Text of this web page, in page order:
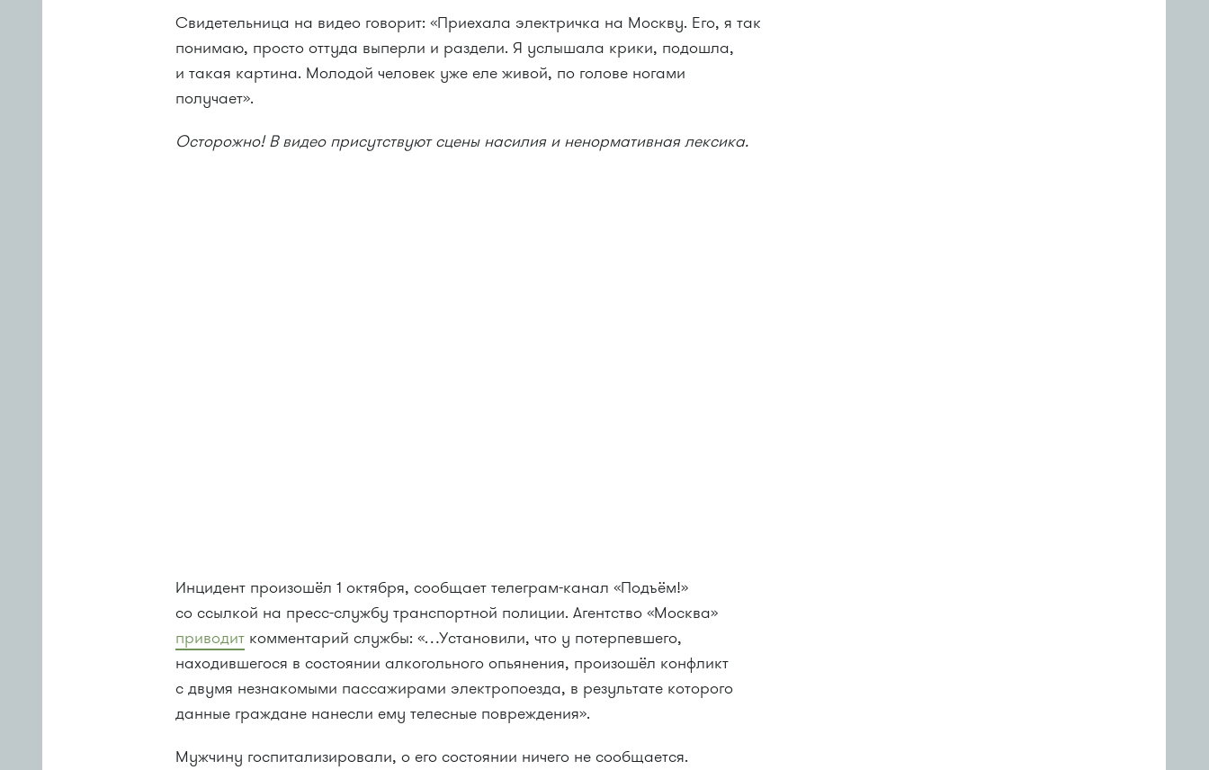
Свидетельница на видео говорит: «Приехала электричка на Москву. Его, я так
понимаю, просто оттуда выперли и раздели. Я услышала крики, подошла,
и такая картина. Молодой человек уже еле живой, по голове ногами
получает».
Осторожно! В видео присутствуют сцены насилия и ненормативная лексика.
Инцидент произошёл 1 октября, сообщает телеграм-канал «Подъём!»
со ссылкой на пресс-службу транспортной полиции. Агентство «Москва»
приводит комментарий службы: «…Установили, что у потерпевшего,
находившегося в состоянии алкогольного опьянения, произошёл конфликт
с двумя незнакомыми пассажирами электропоезда, в результате которого
данные граждане нанесли ему телесные повреждения».
Мужчину госпитализировали, о его состоянии ничего не сообщается.